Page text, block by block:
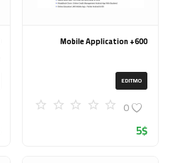
600+ Mobile Application
EDITMO
0
5$